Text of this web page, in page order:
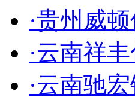
·贵州威
·云南祥
·云南驰